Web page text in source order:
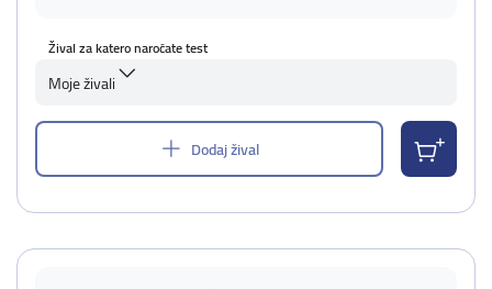
Žival za katero naročate test
Moje živali
Dodaj žival